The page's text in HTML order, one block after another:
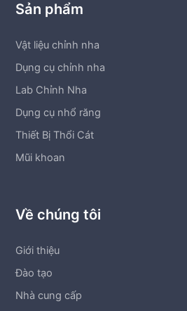
Sản phẩm
Vật liệu chỉnh nha
Dụng cụ chỉnh nha
Lab Chỉnh Nha
Dụng cụ nhổ răng
Thiết Bị Thổi Cát
Mũi khoan
Về chúng tôi
Giới thiệu
Đào tạo
Nhà cung cấp